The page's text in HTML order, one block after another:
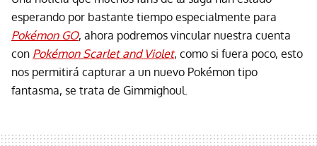
esperando por bastante tiempo especialmente para
Pokémon GO, ahora podremos vincular nuestra cuenta
con Pokémon Scarlet and Violet, como si fuera poco, esto
nos permitirá capturar a un nuevo Pokémon tipo
fantasma, se trata de Gimmighoul.